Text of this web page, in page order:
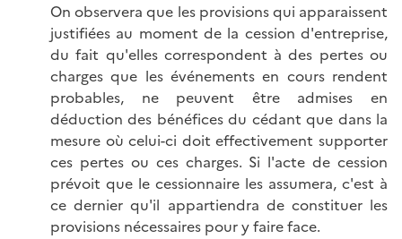
On observera que les provisions qui apparaissent
justifiées au moment de la cession d'entreprise,
du fait qu'elles correspondent à des pertes ou
charges que les événements en cours rendent
probables, ne peuvent être admises en
déduction des bénéfices du cédant que dans la
mesure où celui-ci doit effectivement supporter
ces pertes ou ces charges. Si l'acte de cession
prévoit que le cessionnaire les assumera, c'est à
ce dernier qu'il appartiendra de constituer les
provisions nécessaires pour y faire face.